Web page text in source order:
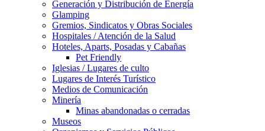
Generación y Distribución de Energía
Glamping
Gremios, Sindicatos y Obras Sociales
Hospitales / Atención de la Salud
Hoteles, Aparts, Posadas y Cabañas
Pet Friendly
Iglesias / Lugares de culto
Lugares de Interés Turístico
Medios de Comunicación
Minería
Minas abandonadas o cerradas
Museos